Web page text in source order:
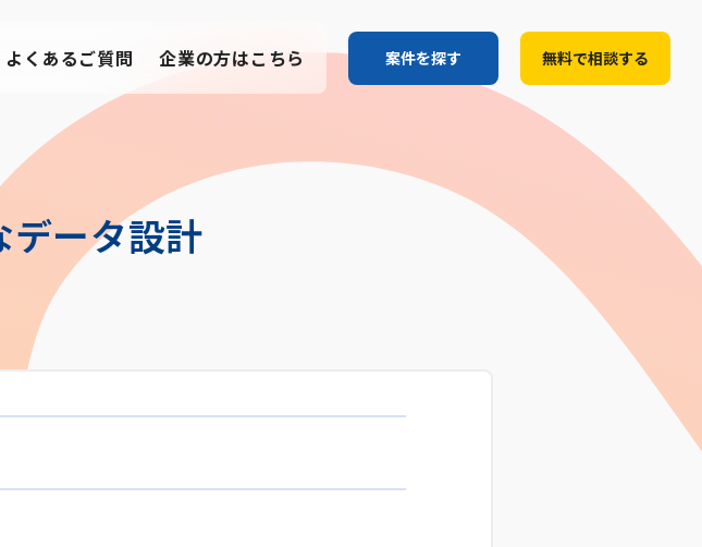
よくあるご質問 企業の方はこちら 案件を探す 無料で相談する
データ設計